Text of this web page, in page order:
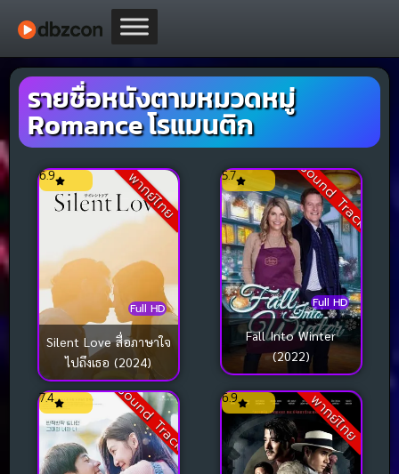
รายชื่อหนังตามหมวดหมู่
Romance โรแมนติก
พากย์ไทย
Full HD
6.9
Silent Love สื่อภาษาใจ
ไปถึงเธอ (2024)
Sound Track
Full HD
5.7
Fall Into Winter
(2022)
Sound Track
7.4 พากย์ไทย
6.9